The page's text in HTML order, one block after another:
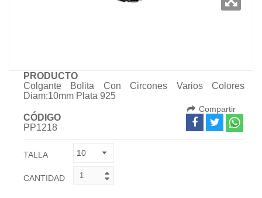
PRODUCTO
Colgante Bolita Con Circones Varios Colores
Diam:10mm Plata 925
CÓDIGO
PP1218
Compartir
TALLA
CANTIDAD